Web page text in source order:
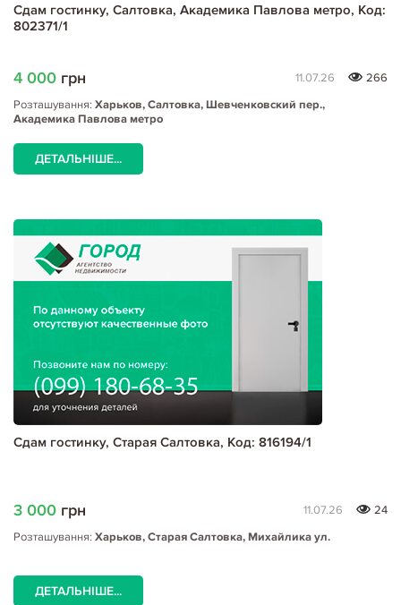
Сдам гостинку, Салтовка, Академика Павлова метро, Код:
802371/1
4 000 грн 11.07.26
266
Розташування: Харьков, Салтовка, Шевченковский пер.,
Академика Павлова метро
ДЕТАЛЬНІШЕ...
Сдам гостинку, Старая Салтовка, Код: 816194/1
3 000 грн 11.07.26
24
Розташування: Харьков, Старая Салтовка, Михайлика ул.
ДЕТАЛЬНІШЕ...